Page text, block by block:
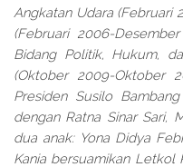
Angkatan Udara (Februari
(Februari 2006-
Bidang Politik, Hukum,
(Oktober 2009-Oktober
Presiden Susilo
dengan Ratna Sinar Sari,
dua anak: Yona Didya
Kania bersuamikan Letkol